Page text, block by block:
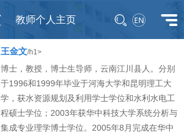
教师个人主页
王金文/h1>
博士，教授，博士生导师，云南江川县人。分别
于1996和1999年毕业于河海大学和昆明理工大
学，获水资源规划及利用学士学位和水利水电工
程硕士学位；2003年获华中科技大学系统分析与
集成专业理学博士学位。2005年8月完成在华中